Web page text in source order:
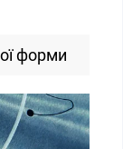
форми